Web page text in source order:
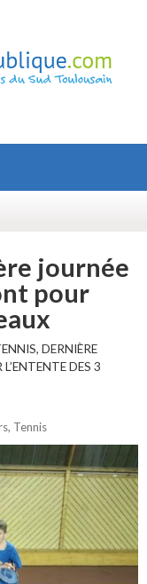
journée
pour
DERNIÈRE
DES 3
, Tennis